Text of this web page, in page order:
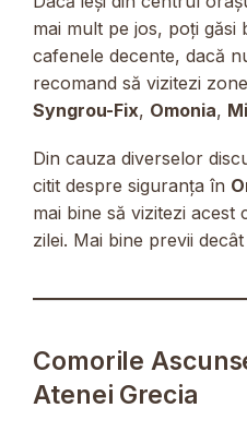
mai mult pe jos, poți găsi
cafenele decente, dacă
recomand să vizitezi
Syngrou-Fix, Omonia,
Din cauza diverselor
citit despre siguranța în
mai bine să vizitezi
zilei. Mai bine previi
Comorile
Atenei Grecia